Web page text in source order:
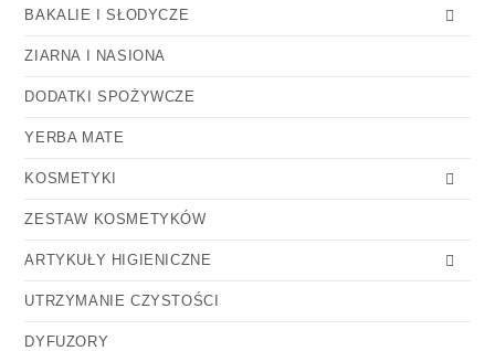
BAKALIE I SŁODYCZE
ZIARNA I NASIONA
DODATKI SPOŻYWCZE
YERBA MATE
KOSMETYKI
ZESTAW KOSMETYKÓW
ARTYKUŁY HIGIENICZNE
UTRZYMANIE CZYSTOŚCI
DYFUZORY